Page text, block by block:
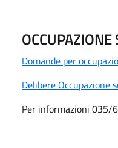
Domande per
Delibere Occupazione
Per informazioni 035/